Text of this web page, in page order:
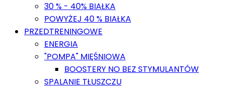
30 % - 40% BIAŁKA
POWYŻEJ 40 % BIAŁKA
PRZEDTRENINGOWE
ENERGIA
"POMPA" MIĘŚNIOWA
BOOSTERY NO BEZ STYMULANTÓW
SPALANIE TŁUSZCZU